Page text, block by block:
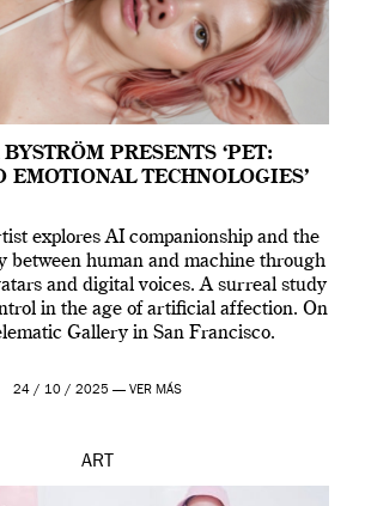
PRESENTS ‘PET:
EMOTIONAL TECHNOLOGIES’
explores AI companionship and the
between human and machine through
and digital voices. A surreal study
in the age of artificial affection. On
Gallery in San Francisco.
24 / 10 / 2025 — VER MÁS
ART